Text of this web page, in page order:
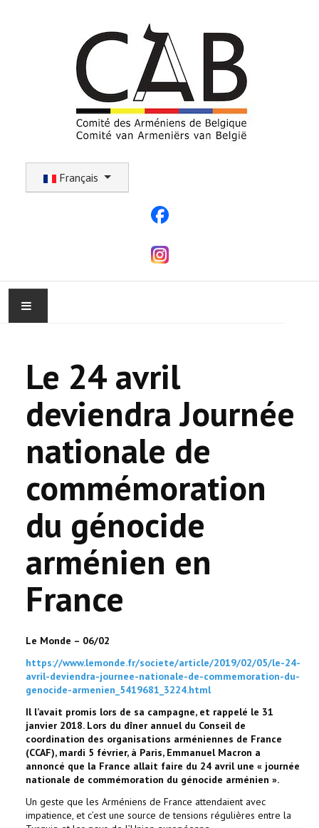
Français
ACTUALITÉ
COMMUNAUTÉ
EVÉNEMENTS
🔔 ELECTIONS 2026 🗳️
EGLISE
LE CENTRE
CONTACT
Le 24 avril
deviendra Journée
nationale de
commémoration
du génocide
arménien en
France
Le Monde – 06/02
https://www.lemonde.fr/societe/article/2019/02/05/le-24-
avril-deviendra-journee-nationale-de-commemoration-du-
genocide-armenien_5419681_3224.html
Il l’avait promis lors de sa campagne, et rappelé le 31
janvier 2018. Lors du dîner annuel du Conseil de
coordination des organisations arméniennes de France
(CCAF), mardi 5 février, à Paris, Emmanuel Macron a
annoncé que la France allait faire du 24 avril une « journée
nationale de commémoration du génocide arménien ».
Un geste que les Arméniens de France attendaient avec
impatience, et c’est une source de tensions régulières entre la